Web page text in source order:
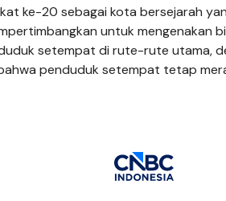
ke-20 sebagai kota bersejarah
untuk mengenakan
setempat di rute-rute utama,
penduduk setempat tetap